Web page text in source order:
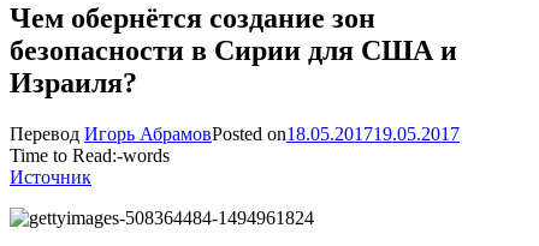
Чем обернётся создание зон
безопасности в Сирии для США и
Израиля?
Перевод Игорь АбрамовPosted on18.05.201719.05.2017
Time to Read:-words
Источник